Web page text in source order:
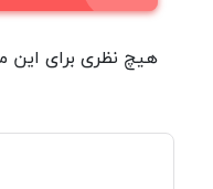
هیچ نظری برای این